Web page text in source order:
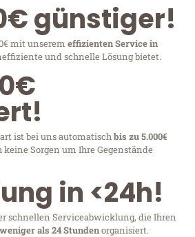
günstiger!
mit unserem effizienten Service in
und schnelle Lösung bietet.
ist bei uns automatischbis zu 5.000€
keine Sorgen um Ihre Gegenstände
in <24h!
schnellen Serviceabwicklung, die Ihren
weniger als 24 Stundenorganisiert.